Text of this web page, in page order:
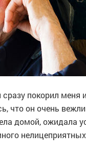
покорил меня
что он очень
домой, ожидала